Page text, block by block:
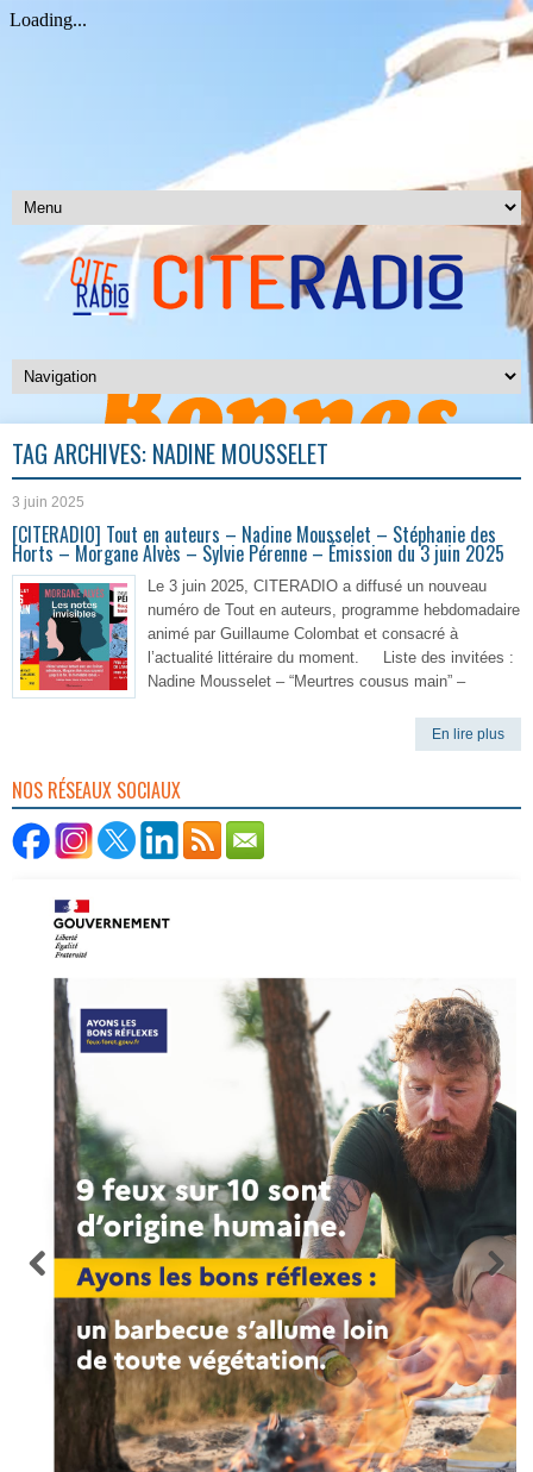
TAG ARCHIVES: NADINE MOUSSELET
3 juin 2025
[CITERADIO] Tout en auteurs – Nadine Mousselet – Stéphanie des
Horts – Morgane Alvès – Sylvie Pérenne – Émission du 3 juin 2025
Le 3 juin 2025, CITERADIO a diffusé un nouveau
numéro de Tout en auteurs, programme hebdomadaire
animé par Guillaume Colombat et consacré à
l’actualité littéraire du moment. Liste des invitées :
Nadine Mousselet – “Meurtres cousus main” –
En lire plus
NOS RÉSEAUX SOCIAUX